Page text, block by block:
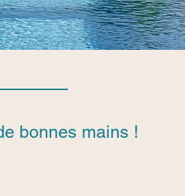
bonnes mains !